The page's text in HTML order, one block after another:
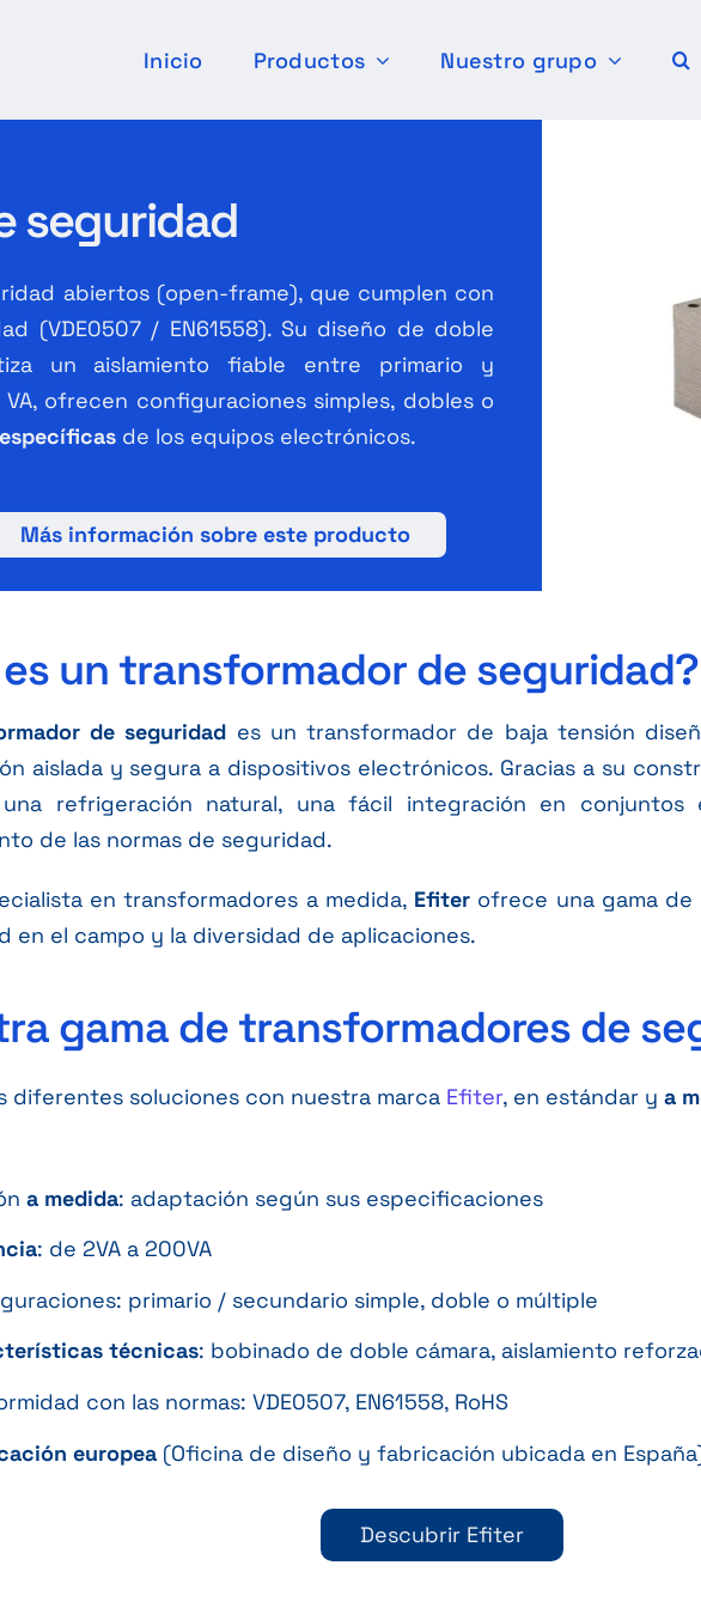
Inicio Productos Nuestro grupo
seguridad
abiertos (open-frame), que cumplen con
(VDE0507 / EN61558). Su diseño de doble
un aislamiento fiable entre primario y
ofrecen configuraciones simples, dobles o
de los equipos electrónicos.
Más información sobre este producto
es un transformador de seguridad?
de seguridad es un transformador de baja tensión
aislada y segura a dispositivos electrónicos. Gracias a su
una refrigeración natural, una fácil integración en
de las normas de seguridad.
en transformadores a medida, Efiter ofrece una gama
en el campo y la diversidad de aplicaciones.
gama de transformadores de
diferentes soluciones con nuestra marca Efiter, en estándar y a
a medida: adaptación según sus especificaciones
: de 2VA a 200VA
primario / secundario simple, doble o múltiple
técnicas: bobinado de doble cámara, aislamiento
con las normas: VDE0507, EN61558, RoHS
europea(Oficina de diseño y fabricación ubicada en
Descubrir Efiter